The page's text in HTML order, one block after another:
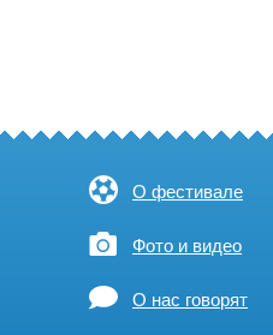
О фестивале
Фото и видео
О нас говорят